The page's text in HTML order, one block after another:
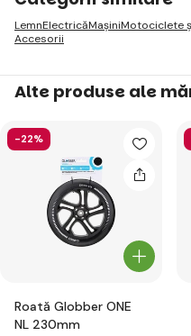
LemnElectricăMașiniMotociclete
Accesorii
Alte produse ale
-22%
Roată Globber ONE
NL 230mm